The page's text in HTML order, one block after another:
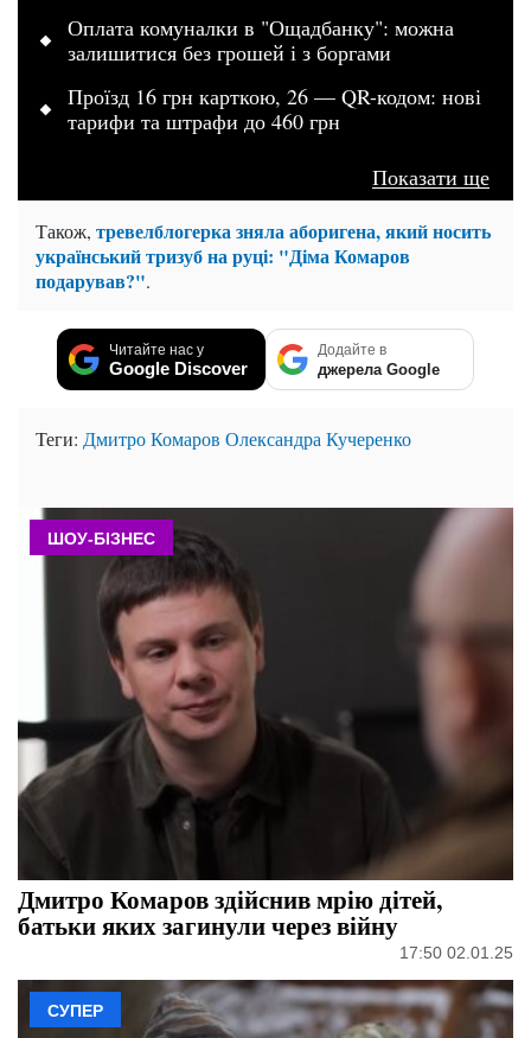
Оплата комуналки в "Ощадбанку": можна
залишитися без грошей і з боргами
Проїзд 16 грн карткою, 26 — QR-кодом: нові
тарифи та штрафи до 460 грн
Показати ще
Також, тревелблогерка зняла аборигена, який носить
український тризуб на руці: "Діма Комаров
подарував?".
Читайте нас у
Google Discover
Додайте в
джерела Google
Теги: Дмитро Комаров Олександра Кучеренко
ШОУ-БІЗНЕС
Дмитро Комаров здійснив мрію дітей,
батьки яких загинули через війну
17:50 02.01.25
СУПЕР